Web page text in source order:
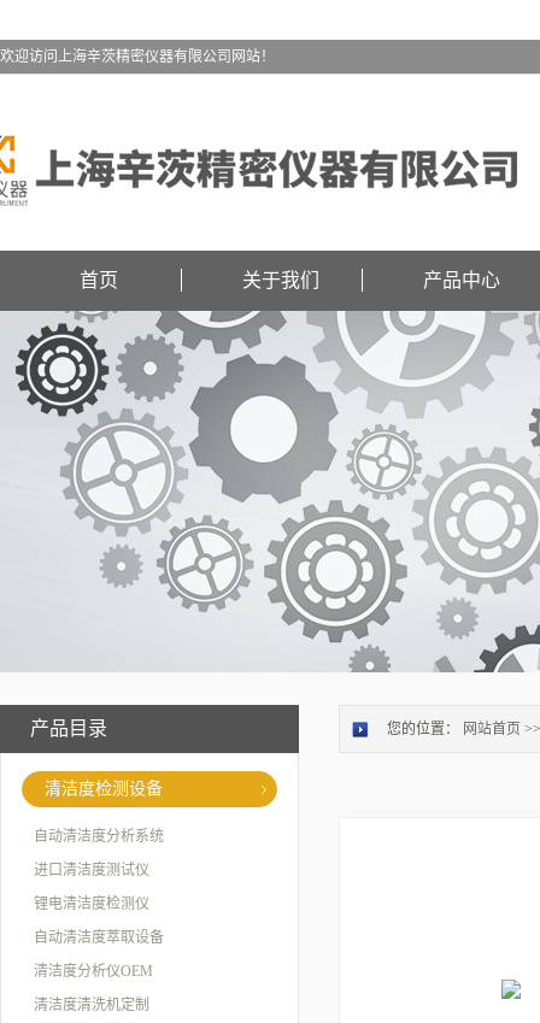
欢迎访问上海辛茨精密仪器有限公司网站！
首页 关于我们 产品中心
产品目录
清洁度检测设备
自动清洁度分析系统
进口清洁度测试仪
锂电清洁度检测仪
自动清洁度萃取设备
清洁度分析仪OEM
清洁度清洗机定制
您的位置： 网站首页